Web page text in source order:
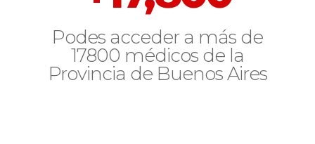
Podes acceder a más de
17800 médicos de la
Provincia de Buenos Aires